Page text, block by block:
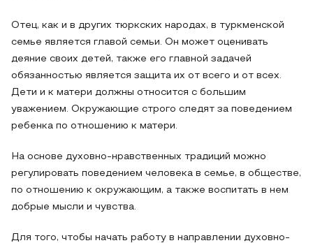
Отец, как и в других тюркских народах, в туркменской
семье является главой семьи. Он может оценивать
деяние своих детей, также его главной задачей
обязанностью является защита их от всего и от всех.
Дети и к матери должны относится с большим
уважением. Окружающие строго следят за поведением
ребенка по отношению к матери.
На основе духовно-нравственных традиций можно
регулировать поведением человека в семье, в обществе,
по отношению к окружающим, а также воспитать в нем
добрые мысли и чувства.
Для того, чтобы начать работу в направлении духовно-